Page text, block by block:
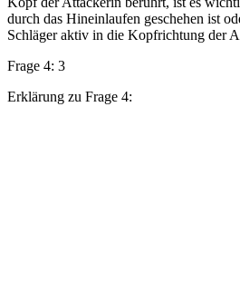
durch das Hineinlaufen geschehen ist
Schläger aktiv in die Kopfrichtung der
Frage 4: 3
Erklärung zu Frage 4: